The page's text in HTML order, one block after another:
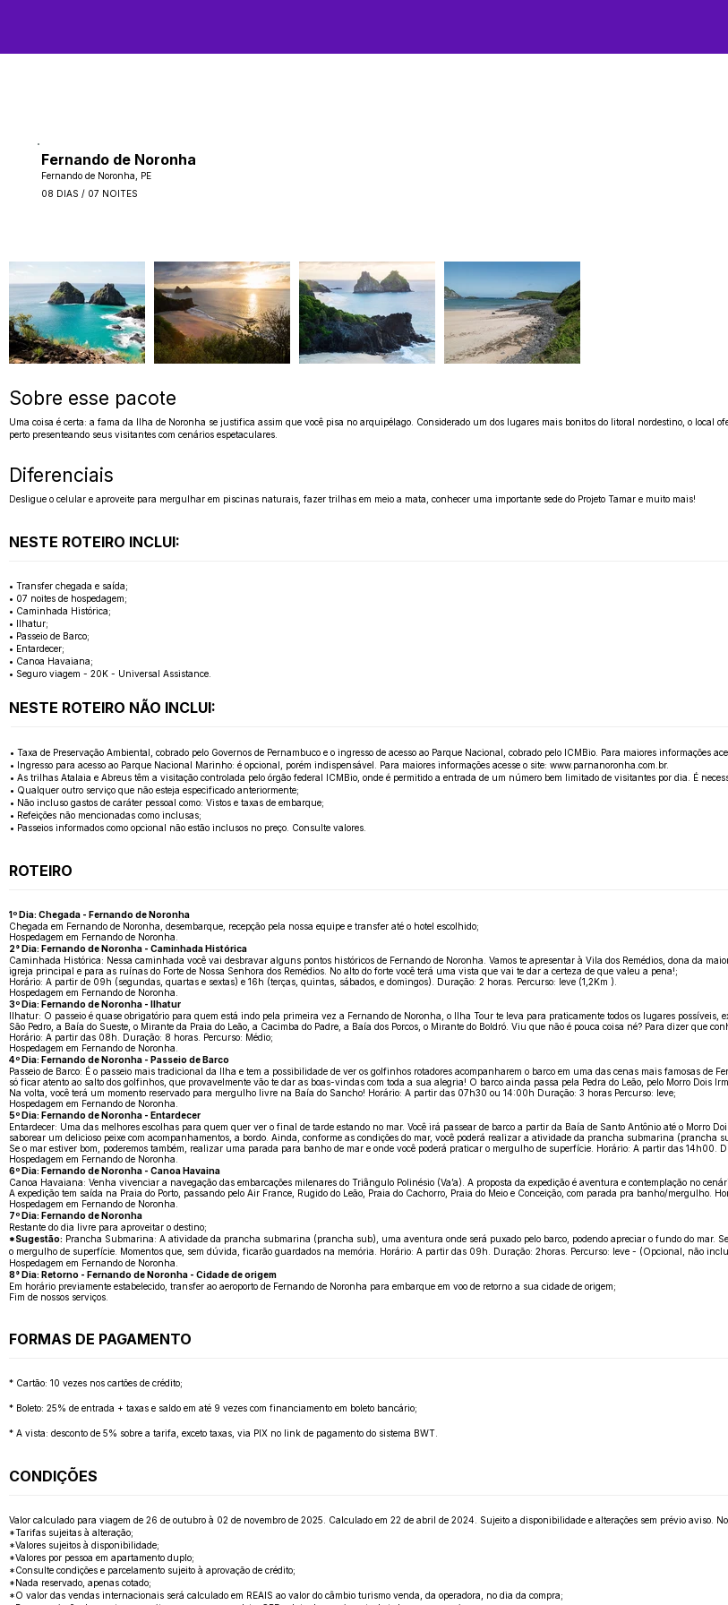
Fernando de Noronha
Fernando de Noronha, PE
08 DIAS / 07 NOITES
Sobre esse pacote
Uma coisa é certa: a fama da Ilha de Noronha se justifica assim que você pisa no arquipélago. Considerado um dos lugares mais bonitos do litoral nordestino, o local
perto presenteando seus visitantes com cenários espetaculares.
Diferenciais
Desligue o celular e aproveite para mergulhar em piscinas naturais, fazer trilhas em meio a mata, conhecer uma importante sede do Projeto Tamar e muito mais!
NESTE ROTEIRO INCLUI:
• Transfer chegada e saída;
• 07 noites de hospedagem;
• Caminhada Histórica;
• Ilhatur;
• Passeio de Barco;
• Entardecer;
• Canoa Havaiana;
• Seguro viagem - 20K - Universal Assistance.
NESTE ROTEIRO NÃO INCLUI:
• Taxa de Preservação Ambiental, cobrado pelo Governos de Pernambuco e o ingresso de acesso ao Parque Nacional, cobrado pelo ICMBio. Para maiores informações
• Ingresso para acesso ao Parque Nacional Marinho: é opcional, porém indispensável. Para maiores informações acesse o site: www.parnanoronha.com.br.
• As trilhas Atalaia e Abreus têm a visitação controlada pelo órgão federal ICMBio, onde é permitido a entrada de um número bem limitado de visitantes por dia. É
• Qualquer outro serviço que não esteja especificado anteriormente;
• Não incluso gastos de caráter pessoal como: Vistos e taxas de embarque;
• Refeições não mencionadas como inclusas;
• Passeios informados como opcional não estão inclusos no preço. Consulte valores.
ROTEIRO
1º Dia: Chegada - Fernando de Noronha
Chegada em Fernando de Noronha, desembarque, recepção pela nossa equipe e transfer até o hotel escolhido;
Hospedagem em Fernando de Noronha.
2° Dia: Fernando de Noronha - Caminhada Histórica
Caminhada Histórica: Nessa caminhada você vai desbravar alguns pontos históricos de Fernando de Noronha. Vamos te apresentar à Vila dos Remédios, dona da
igreja principal e para as ruínas do Forte de Nossa Senhora dos Remédios. No alto do forte você terá uma vista que vai te dar a certeza de que valeu a pena!;
Horário: A partir de 09h (segundas, quartas e sextas) e 16h (terças, quintas, sábados, e domingos). Duração: 2 horas. Percurso: leve (1,2Km ).
Hospedagem em Fernando de Noronha.
3º Dia: Fernando de Noronha - Ilhatur
Ilhatur: O passeio é quase obrigatório para quem está indo pela primeira vez a Fernando de Noronha, o Ilha Tour te leva para praticamente todos os lugares
São Pedro, a Baía do Sueste, o Mirante da Praia do Leão, a Cacimba do Padre, a Baía dos Porcos, o Mirante do Boldró. Viu que não é pouca coisa né? Para dizer que
Horário: A partir das 08h. Duração: 8 horas. Percurso: Médio;
Hospedagem em Fernando de Noronha.
4º Dia: Fernando de Noronha - Passeio de Barco
Passeio de Barco: É o passeio mais tradicional da Ilha e tem a possibilidade de ver os golfinhos rotadores acompanharem o barco em uma das cenas mais famosas
só ficar atento ao salto dos golfinhos, que provavelmente vão te dar as boas-vindas com toda a sua alegria! O barco ainda passa pela Pedra do Leão, pelo Morro Dois
Na volta, você terá um momento reservado para mergulho livre na Baía do Sancho! Horário: A partir das 07h30 ou 14:00h Duração: 3 horas Percurso: leve;
Hospedagem em Fernando de Noronha.
5º Dia: Fernando de Noronha - Entardecer
Entardecer: Uma das melhores escolhas para quem quer ver o final de tarde estando no mar. Você irá passear de barco a partir da Baía de Santo Antônio até o Morro
saborear um delicioso peixe com acompanhamentos, a bordo. Ainda, conforme as condições do mar, você poderá realizar a atividade da prancha submarina (prancha
Se o mar estiver bom, poderemos também, realizar uma parada para banho de mar e onde você poderá praticar o mergulho de superfície. Horário: A partir das 14h00.
Hospedagem em Fernando de Noronha.
6º Dia: Fernando de Noronha - Canoa Havaina
Canoa Havaiana: Venha vivenciar a navegação das embarcações milenares do Triângulo Polinésio (Va’a). A proposta da expedição é aventura e contemplação no
A expedição tem saída na Praia do Porto, passando pelo Air France, Rugido do Leão, Praia do Cachorro, Praia do Meio e Conceição, com parada pra banho/
Hospedagem em Fernando de Noronha.
7º Dia: Fernando de Noronha
Restante do dia livre para aproveitar o destino;
*Sugestão: Prancha Submarina: A atividade da prancha submarina (prancha sub), uma aventura onde será puxado pelo barco, podendo apreciar o fundo do mar.
o mergulho de superfície. Momentos que, sem dúvida, ficarão guardados na memória. Horário: A partir das 09h. Duração: 2horas. Percurso: leve - (Opcional, não
Hospedagem em Fernando de Noronha.
8° Dia: Retorno - Fernando de Noronha - Cidade de origem
Em horário previamente estabelecido, transfer ao aeroporto de Fernando de Noronha para embarque em voo de retorno a sua cidade de origem;
Fim de nossos serviços.
FORMAS DE PAGAMENTO
* Cartão: 10 vezes nos cartões de crédito;
* Boleto: 25% de entrada + taxas e saldo em até 9 vezes com financiamento em boleto bancário;
* A vista: desconto de 5% sobre a tarifa, exceto taxas, via PIX no link de pagamento do sistema BWT.
CONDIÇÕES
Valor calculado para viagem de 26 de outubro à 02 de novembro de 2025. Calculado em 22 de abril de 2024. Sujeito a disponibilidade e alterações sem prévio aviso.
*Tarifas sujeitas à alteração;
*Valores sujeitos à disponibilidade;
*Valores por pessoa em apartamento duplo;
*Consulte condições e parcelamento sujeito à aprovação de crédito;
*Nada reservado, apenas cotado;
*O valor das vendas internacionais será calculado em REAIS ao valor do câmbio turismo venda, da operadora, no dia da compra;